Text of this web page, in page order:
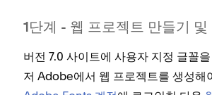
1단계 - 웹 프로젝트 만들기 및
버전 7.0 사이트에 사용자 지정 글꼴
저 Adobe에서 웹 프로젝트를 생성해